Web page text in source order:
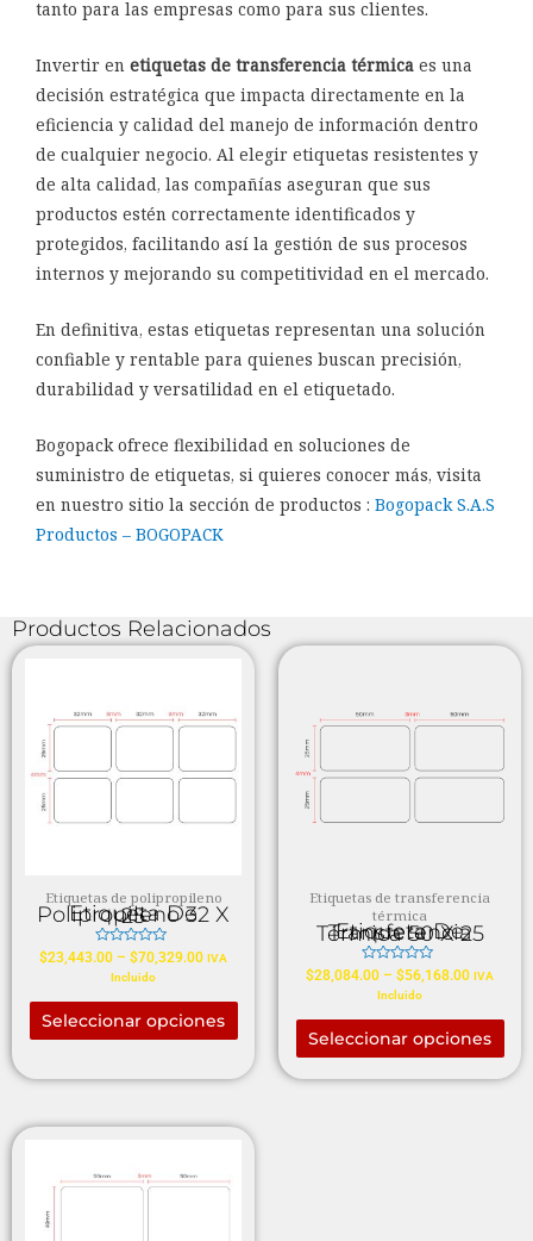
tanto para las empresas como para sus clientes.
Invertir en etiquetas de transferencia térmica es una
decisión estratégica que impacta directamente en la
eficiencia y calidad del manejo de información dentro
de cualquier negocio. Al elegir etiquetas resistentes y
de alta calidad, las compañías aseguran que sus
productos estén correctamente identificados y
protegidos, facilitando así la gestión de sus procesos
internos y mejorando su competitividad en el mercado.
En definitiva, estas etiquetas representan una solución
confiable y rentable para quienes buscan precisión,
durabilidad y versatilidad en el etiquetado.
Bogopack ofrece flexibilidad en soluciones de
suministro de etiquetas, si quieres conocer más, visita
en nuestro sitio la sección de productos : Bogopack S.A.S
Productos – BOGOPACK
Productos Relacionados
Etiquetas de polipropileno
Etiqueta De Polipropileno 32 X 25
Valorado
$23,443.00 – $70,329.00 IVA
Incluido
Seleccionar opciones
Etiquetas de transferencia
térmica
Etiqueta De Transferencia Térmica 50 X 25
Valorado
$28,084.00 – $56,168.00 IVA
Incluido
Seleccionar opciones